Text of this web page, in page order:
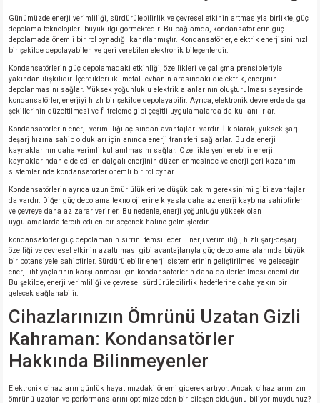
Günümüzde enerji verimliliği, sürdürülebilirlik ve çevresel etkinin artmasıyla birlikte, güç
depolama teknolojileri büyük ilgi görmektedir. Bu bağlamda, kondansatörlerin güç
depolamada önemli bir rol oynadığı kanıtlanmıştır. Kondansatörler, elektrik enerjisini hızlı
bir şekilde depolayabilen ve geri verebilen elektronik bileşenlerdir.
Kondansatörlerin güç depolamadaki etkinliği, özellikleri ve çalışma prensipleriyle
yakından ilişkilidir. İçerdikleri iki metal levhanın arasındaki dielektrik, enerjinin
depolanmasını sağlar. Yüksek yoğunluklu elektrik alanlarının oluşturulması sayesinde
kondansatörler, enerjiyi hızlı bir şekilde depolayabilir. Ayrıca, elektronik devrelerde dalga
şekillerinin düzeltilmesi ve filtreleme gibi çeşitli uygulamalarda da kullanılırlar.
Kondansatörlerin enerji verimliliği açısından avantajları vardır. İlk olarak, yüksek şarj-
deşarj hızına sahip oldukları için anında enerji transferi sağlarlar. Bu da enerji
kaynaklarının daha verimli kullanılmasını sağlar. Özellikle yenilenebilir enerji
kaynaklarından elde edilen dalgalı enerjinin düzenlenmesinde ve enerji geri kazanım
sistemlerinde kondansatörler önemli bir rol oynar.
Kondansatörlerin ayrıca uzun ömürlülükleri ve düşük bakım gereksinimi gibi avantajları
da vardır. Diğer güç depolama teknolojilerine kıyasla daha az enerji kaybına sahiptirler
ve çevreye daha az zarar verirler. Bu nedenle, enerji yoğunluğu yüksek olan
uygulamalarda tercih edilen bir seçenek haline gelmişlerdir.
kondansatörler güç depolamanın sırrını temsil eder. Enerji verimliliği, hızlı şarj-deşarj
özelliği ve çevresel etkinin azaltılması gibi avantajlarıyla güç depolama alanında büyük
bir potansiyele sahiptirler. Sürdürülebilir enerji sistemlerinin geliştirilmesi ve geleceğin
enerji ihtiyaçlarının karşılanması için kondansatörlerin daha da ilerletilmesi önemlidir.
Bu şekilde, enerji verimliliği ve çevresel sürdürülebilirlik hedeflerine daha yakın bir
gelecek sağlanabilir.
Cihazlarınızın Ömrünü Uzatan Gizli
Kahraman: Kondansatörler
Hakkında Bilinmeyenler
Elektronik cihazların günlük hayatımızdaki önemi giderek artıyor. Ancak, cihazlarımızın
ömrünü uzatan ve performanslarını optimize eden bir bileşen olduğunu biliyor muydunuz?